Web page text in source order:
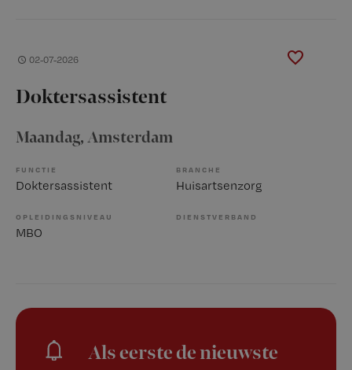
02-07-2026
Doktersassistent
Maandag, Amsterdam
FUNCTIE
Doktersassistent
BRANCHE
Huisartsenzorg
OPLEIDINGSNIVEAU
MBO
DIENSTVERBAND
Als eerste de nieuwste